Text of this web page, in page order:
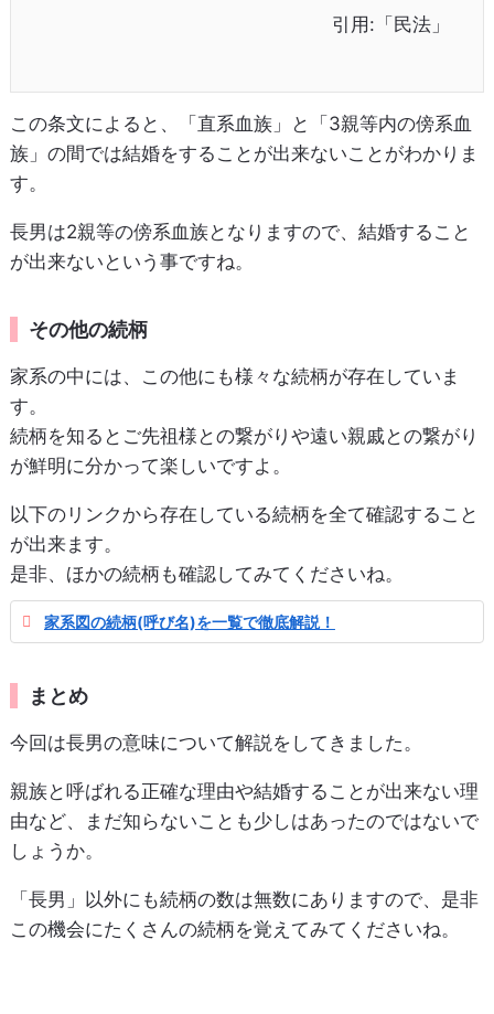
引用:「民法」
この条文によると、「直系血族」と「3親等内の傍系血
族」の間では結婚をすることが出来ないことがわかりま
す。
長男は2親等の傍系血族となりますので、結婚すること
が出来ないという事ですね。
その他の続柄
家系の中には、この他にも様々な続柄が存在していま
す。
続柄を知るとご先祖様との繋がりや遠い親戚との繋がり
が鮮明に分かって楽しいですよ。
以下のリンクから存在している続柄を全て確認すること
が出来ます。
是非、ほかの続柄も確認してみてくださいね。
家系図の続柄(呼び名)を一覧で徹底解説！
まとめ
今回は長男の意味について解説をしてきました。
親族と呼ばれる正確な理由や結婚することが出来ない理
由など、まだ知らないことも少しはあったのではないで
しょうか。
「長男」以外にも続柄の数は無数にありますので、是非
この機会にたくさんの続柄を覚えてみてくださいね。